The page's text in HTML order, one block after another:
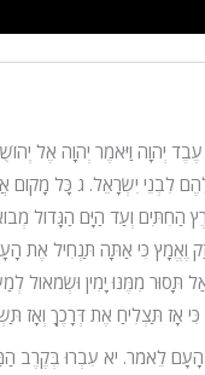
יְהוָה וַיֹּאמֶר יְהוָה אֶל
לִבְנֵי יִשְׂרָאֵל. ג כָּל מָקוֹם
הַחִתִּים וְעַד הַיָּם הַגָּדוֹל
וֶאֱמָץ כִּי אַתָּה תַּנְחִיל אֶת
תָּסוּר מִמֶּנּוּ יָמִין וּשְׂמֹאול
אָז תַּצְלִיחַ אֶת דְּרָכֶךָ וְאָז
הָעָם לֵאמֹר. יא עִבְרוּ בְּקֶרֶב